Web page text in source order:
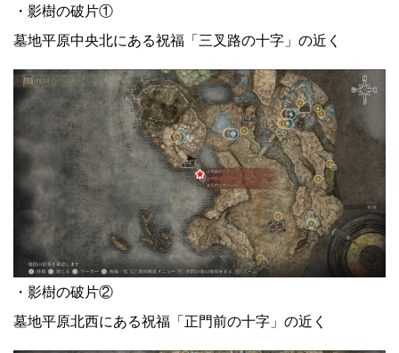
・影樹の破片①
墓地平原中央北にある祝福「三叉路の十字」の近く
・影樹の破片②
墓地平原北西にある祝福「正門前の十字」の近く